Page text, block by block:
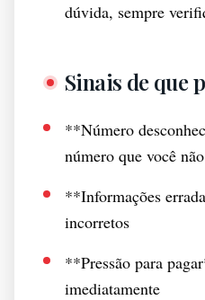
dúvida, sempre
Sinais de que
**Número
número que você
**Informações
incorretos
**Pressão para
imediatamente